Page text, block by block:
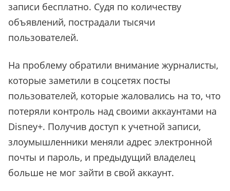
записи бесплатно. Судя по количеству
объявлений, пострадали тысячи
пользователей.
На проблему обратили внимание журналисты,
которые заметили в соцсетях посты
пользователей, которые жаловались на то, что
потеряли контроль над своими аккаунтами на
Disney+. Получив доступ к учетной записи,
злоумышленники меняли адрес электронной
почты и пароль, и предыдущий владелец
больше не мог зайти в свой аккаунт.